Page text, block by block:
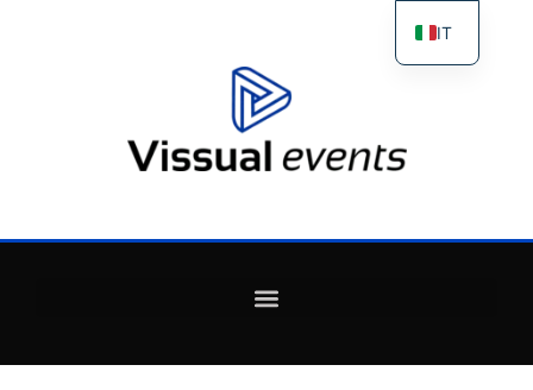
IT
ES